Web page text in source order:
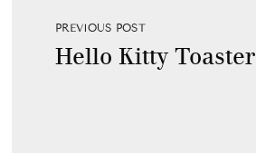
PREVIOUS POST
Hello Kitty Toaster